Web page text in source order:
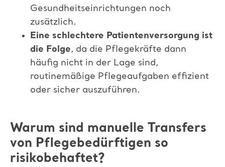
Gesundheitseinrichtungen noch
zusätzlich.
Eine schlechtere Patientenversorgung ist
die Folge, da die Pflegekräfte dann
häufig nicht in der Lage sind,
routinemäßige Pflegeaufgaben effizient
oder sicher auszuführen.
Warum sind manuelle Transfers
von Pflegebedürftigen so
risikobehaftet?